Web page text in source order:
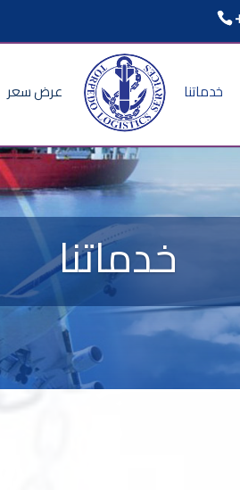
خدماتنا عرض سعر
خدماتنا